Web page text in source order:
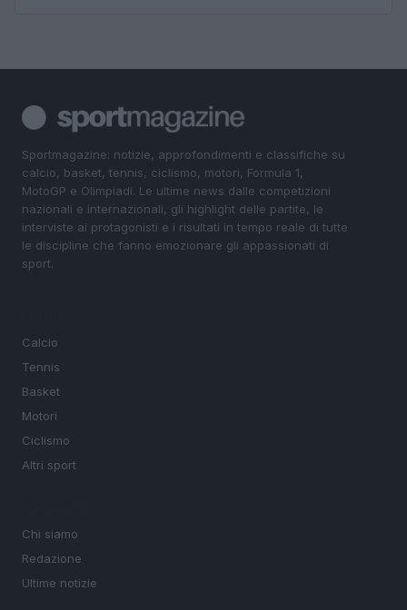
Sportmagazine: notizie, approfondimenti e classifiche su
calcio, basket, tennis, ciclismo, motori, Formula 1,
MotoGP e Olimpiadi. Le ultime news dalle competizioni
nazionali e internazionali, gli highlight delle partite, le
interviste ai protagonisti e i risultati in tempo reale di tutte
le discipline che fanno emozionare gli appassionati di
sport.
Calcio
Tennis
Basket
Motori
Ciclismo
Altri sport
Chi siamo
Redazione
Ultime notizie